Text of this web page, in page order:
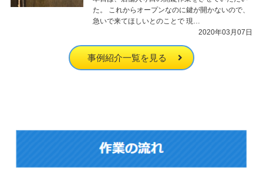
た。 これからオープンなのに鍵が開かないので、
急いで来てほしいとのことで 現…
2020年03月07日
事例紹介一覧を見る